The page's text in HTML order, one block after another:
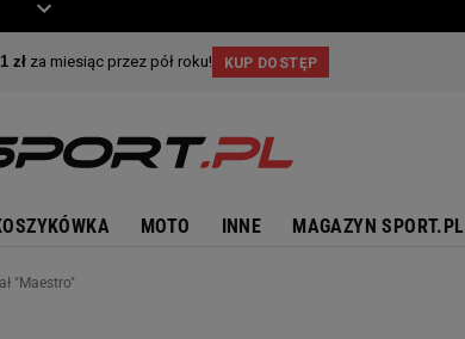
MOTO INNE MAGAZYN SPORT.PL
"Maestro"